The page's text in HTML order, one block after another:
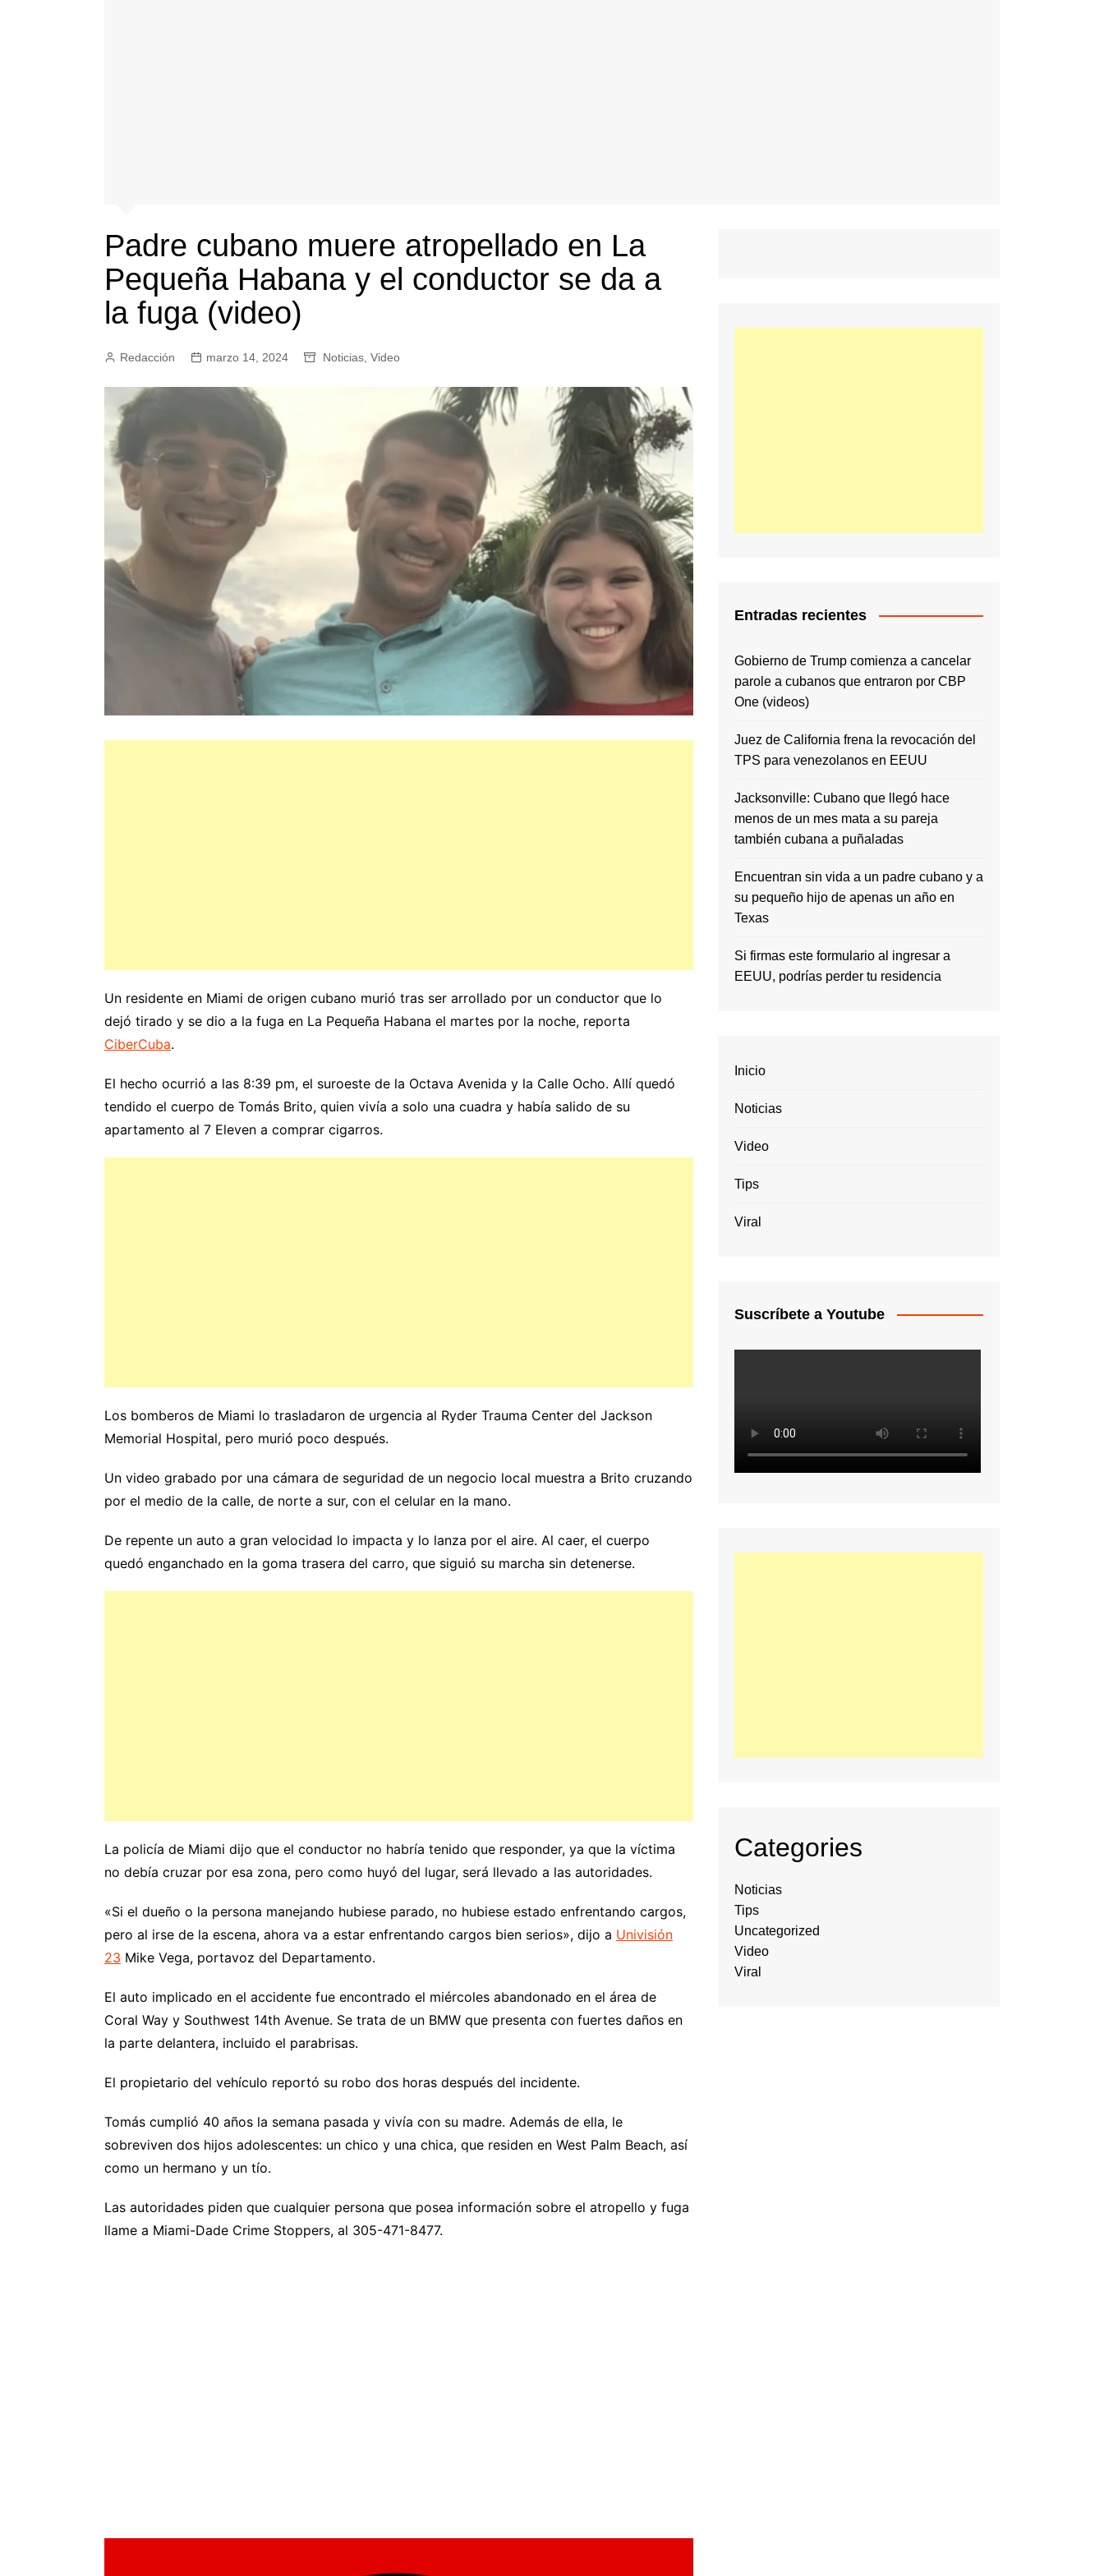
Padre cubano muere atropellado en La
Pequeña Habana y el conductor se da a
la fuga (video)
Redacción marzo 14, 2024 Noticias Video
Un residente en Miami de origen cubano murió tras ser arrollado por un conductor que lo
dejó tirado y se dio a la fuga en La Pequeña Habana el martes por la noche, reporta
CiberCuba.
El hecho ocurrió a las 8:39 pm, el suroeste de la Octava Avenida y la Calle Ocho. Allí quedó
tendido el cuerpo de Tomás Brito, quien vivía a solo una cuadra y había salido de su
apartamento al 7 Eleven a comprar cigarros.
Los bomberos de Miami lo trasladaron de urgencia al Ryder Trauma Center del Jackson
Memorial Hospital, pero murió poco después.
Un video grabado por una cámara de seguridad de un negocio local muestra a Brito cruzando
por el medio de la calle, de norte a sur, con el celular en la mano.
De repente un auto a gran velocidad lo impacta y lo lanza por el aire. Al caer, el cuerpo
quedó enganchado en la goma trasera del carro, que siguió su marcha sin detenerse.
La policía de Miami dijo que el conductor no habría tenido que responder, ya que la víctima
no debía cruzar por esa zona, pero como huyó del lugar, será llevado a las autoridades.
«Si el dueño o la persona manejando hubiese parado, no hubiese estado enfrentando cargos,
pero al irse de la escena, ahora va a estar enfrentando cargos bien serios», dijo a Univisión
23 Mike Vega, portavoz del Departamento.
El auto implicado en el accidente fue encontrado el miércoles abandonado en el área de
Coral Way y Southwest 14th Avenue. Se trata de un BMW que presenta con fuertes daños en
la parte delantera, incluido el parabrisas.
El propietario del vehículo reportó su robo dos horas después del incidente.
Tomás cumplió 40 años la semana pasada y vivía con su madre. Además de ella, le
sobreviven dos hijos adolescentes: un chico y una chica, que residen en West Palm Beach, así
como un hermano y un tío.
Las autoridades piden que cualquier persona que posea información sobre el atropello y fuga
llame a Miami-Dade Crime Stoppers, al 305-471-8477.
Entradas recientes
Gobierno de Trump comienza a cancelar
parole a cubanos que entraron por CBP
One (videos)
Juez de California frena la revocación del
TPS para venezolanos en EEUU
Jacksonville: Cubano que llegó hace
menos de un mes mata a su pareja
también cubana a puñaladas
Encuentran sin vida a un padre cubano y a
su pequeño hijo de apenas un año en
Texas
Si firmas este formulario al ingresar a
EEUU, podrías perder tu residencia
Inicio
Noticias
Video
Tips
Viral
Suscríbete a Youtube
Categories
Noticias
Tips
Uncategorized
Video
Viral